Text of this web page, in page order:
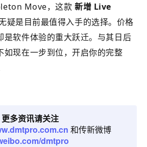
Move，这款新增 Live
疑是目前最值得入手的选择。价格
是软件体验的重大跃迁。与其日后
如现在一步到位，开启你的完整
更多资讯请关注
和传新微博
dmtpro